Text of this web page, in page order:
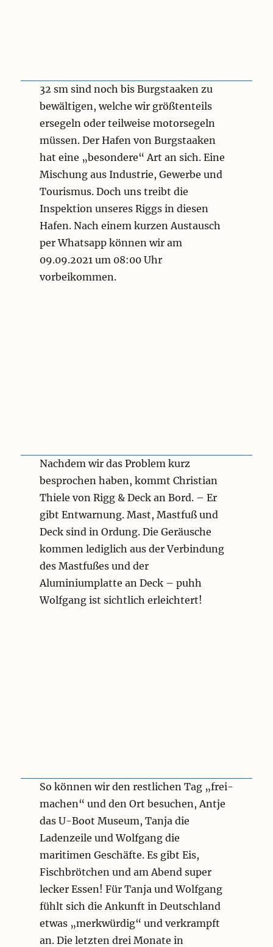
32 sm sind noch bis Burgstaaken zu
bewältigen, welche wir größtenteils
ersegeln oder teilweise motorsegeln
müssen. Der Hafen von Burgstaaken
hat eine „besondere“ Art an sich. Eine
Mischung aus Industrie, Gewerbe und
Tourismus. Doch uns treibt die
Inspektion unseres Riggs in diesen
Hafen. Nach einem kurzen Austausch
per Whatsapp können wir am
09.09.2021 um 08:00 Uhr
vorbeikommen.
Nachdem wir das Problem kurz
besprochen haben, kommt Christian
Thiele von Rigg & Deck an Bord. – Er
gibt Entwarnung. Mast, Mastfuß und
Deck sind in Ordung. Die Geräusche
kommen lediglich aus der Verbindung
des Mastfußes und der
Aluminiumplatte an Deck – puhh
Wolfgang ist sichtlich erleichtert!
So können wir den restlichen Tag „frei-
machen“ und den Ort besuchen, Antje
das U-Boot Museum, Tanja die
Ladenzeile und Wolfgang die
maritimen Geschäfte. Es gibt Eis,
Fischbrötchen und am Abend super
lecker Essen! Für Tanja und Wolfgang
fühlt sich die Ankunft in Deutschland
etwas „merkwürdig“ und verkrampft
an. Die letzten drei Monate in